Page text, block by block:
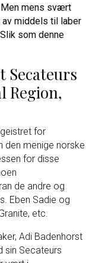
mens svært
av middels til laber
som denne
Secateurs
Region,
for
den menige norske
for disse
de andre og
Eben Sadie og
etc.
Adi Badenhorst
sin Secateurs